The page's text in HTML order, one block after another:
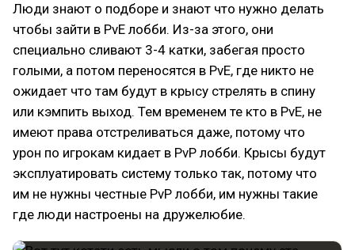
Люди знают о подборе и знают что нужно делать
чтобы зайти в PvE лобби. Из-за этого, они
специально сливают 3-4 катки, забегая просто
голыми, а потом переносятся в PvE, где никто не
ожидает что там будут в крысу стрелять в спину
или кэмпить выход. Тем временем те кто в PvE, не
имеют права отстреливаться даже, потому что
урон по игрокам кидает в PvP лобби. Крысы будут
эксплуатировать систему только так, потому что
им не нужны честные PvP лобби, им нужны такие
где люди настроены на дружелюбие.